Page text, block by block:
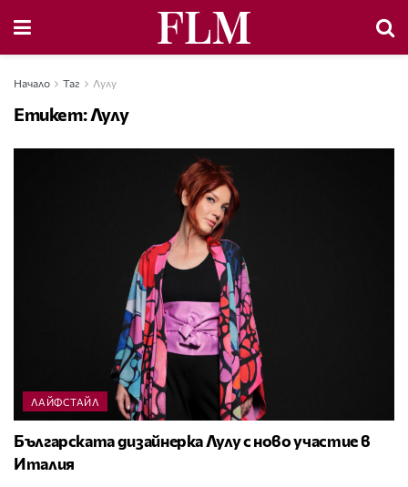
Начало Таг Лулу
Етикет:Лулу
ЛАЙФСТАЙЛ
Българската дизайнерка Лулу с ново участие в
Италия